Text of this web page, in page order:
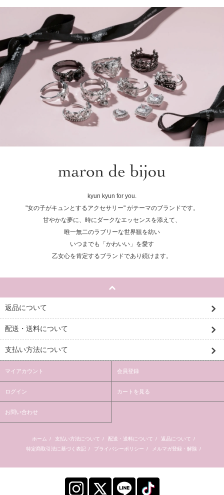
kyun kyun for you.
"女の子がキュンとするアクセサリー" がテーマのブランドです。
甘やかな夢に、時にダークなエッセンスを添えて、
唯一無二のラブリーな世界観を紡い
いつまでも「かわいい」を愛す
乙女心を肯定するブランドであり続けます。
返品について
配送・送料について
支払い方法について
マイアカウント 会員登録
ログイン カートを見る
お問い合わせ
ホーム / 支払い方法について / 配送・送料について / 返品について /
特定商取引法に基づく表記 / プライバシーポリシー / メルマガ登録・解除 /